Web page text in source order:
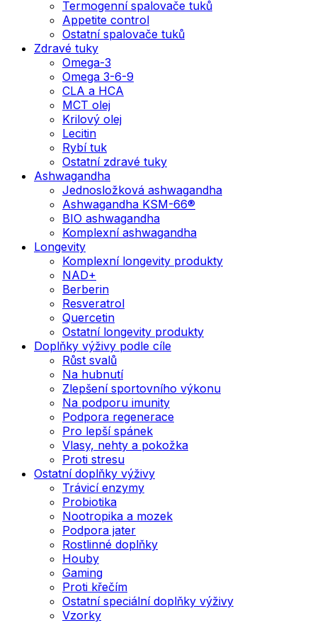
Termogenní spalovače tuků
Appetite control
Ostatní spalovače tuků
Zdravé tuky
Omega-3
Omega 3-6-9
CLA a HCA
MCT olej
Krilový olej
Lecitin
Rybí tuk
Ostatní zdravé tuky
Ashwagandha
Jednosložková ashwagandha
Ashwagandha KSM-66®
BIO ashwagandha
Komplexní ashwagandha
Longevity
Komplexní longevity produkty
NAD+
Berberin
Resveratrol
Quercetin
Ostatní longevity produkty
Doplňky výživy podle cíle
Růst svalů
Na hubnutí
Zlepšení sportovního výkonu
Na podporu imunity
Podpora regenerace
Pro lepší spánek
Vlasy, nehty a pokožka
Proti stresu
Ostatní doplňky výživy
Trávicí enzymy
Probiotika
Nootropika a mozek
Podpora jater
Rostlinné doplňky
Houby
Gaming
Proti křečím
Ostatní speciální doplňky výživy
Vzorky